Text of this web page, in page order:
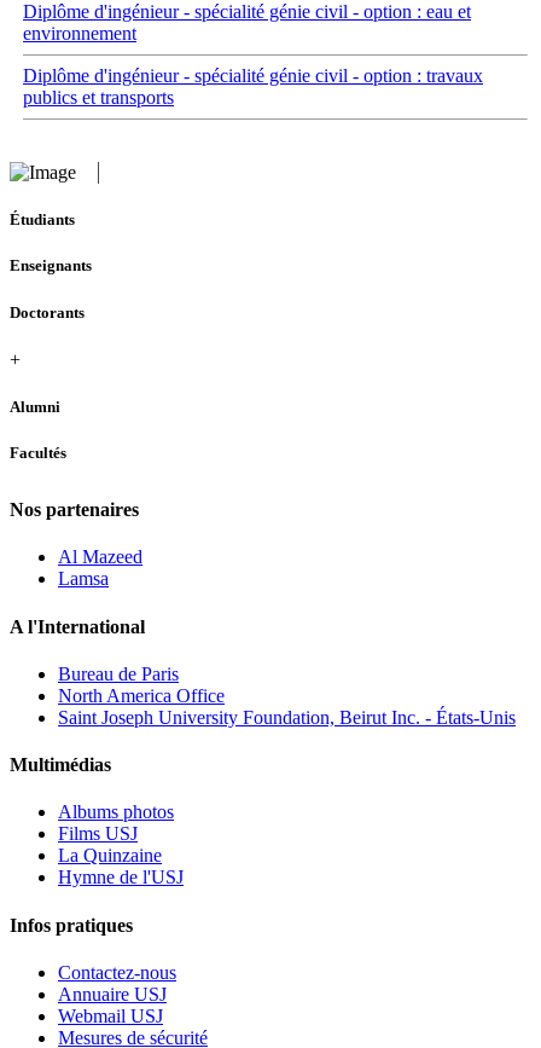
Diplôme d'ingénieur - spécialité génie civil - option : eau et
environnement
Diplôme d'ingénieur - spécialité génie civil - option : travaux
publics et transports
Étudiants
Enseignants
Doctorants
+
Alumni
Facultés
Nos partenaires
Al Mazeed
Lamsa
A l'International
Bureau de Paris
North America Office
Saint Joseph University Foundation, Beirut Inc. - États-Unis
Multimédias
Albums photos
Films USJ
La Quinzaine
Hymne de l'USJ
Infos pratiques
Contactez-nous
Annuaire USJ
Webmail USJ
Mesures de sécurité